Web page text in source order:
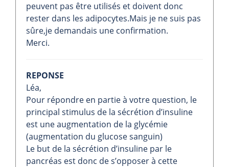
peuvent pas être utilisés et doivent donc
rester dans les adipocytes.Mais je ne suis pas
sûre,je demandais une confirmation.
Merci.
REPONSE
Léa,
Pour répondre en partie à votre question, le
principal stimulus de la sécrétion d’insuline
est une augmentation de la glycémie
(augmentation du glucose sanguin)
Le but de la sécrétion d’insuline par le
pancréas est donc de s’opposer à cette